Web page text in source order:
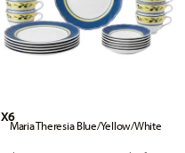
X6
Maria Theresia Blue/Yellow/White